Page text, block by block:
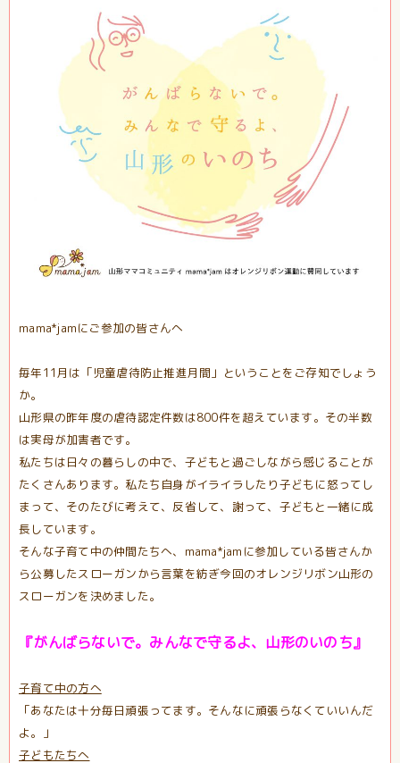
mama*jamにご参加の皆さんへ
毎年11月は「児童虐待防止推進月間」ということをご存知でしょう
か。
山形県の昨年度の虐待認定件数は800件を超えています。その半数
は実母が加害者です。
私たちは日々の暮らしの中で、子どもと過ごしながら感じることが
たくさんあります。私たち自身がイライラしたり子どもに怒ってし
まって、そのたびに考えて、反省して、謝って、子どもと一緒に成
長しています。
そんな子育て中の仲間たちへ、mama*jamに参加している皆さんか
ら公募したスローガンから言葉を紡ぎ今回のオレンジリボン山形の
スローガンを決めました。
『がんばらないで。みんなで守るよ、山形のいのち』
子育て中の方へ
「あなたは十分毎日頑張ってます。そんなに頑張らなくていいんだ
よ。」
子どもたちへ